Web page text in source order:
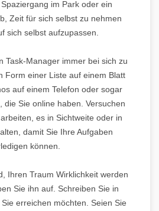
im Park oder ein
Zeit für sich selbst zu nehmen
sich selbst aufzupassen.
Task-Manager immer bei sich zu
Form einer Liste auf einem Blatt
auf einem Telefon oder sogar
die Sie online haben. Versuchen
es in Sichtweite oder in
damit Sie Ihre Aufgaben
können.
Ihren Traum Wirklichkeit werden
Sie ihn auf. Schreiben Sie in
erreichen möchten. Seien Sie